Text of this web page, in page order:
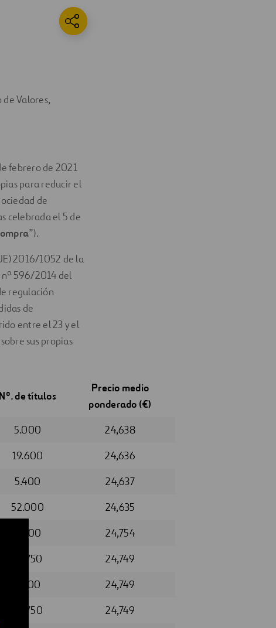
Valores,
febrero de 2021
para reducir el
de
celebrada el 5 de
”).
2016/1052 de la
nº 596/2014 del
regulación
de
entre el 23 y el
sus propias
Nº. de títulos
Precio medio
ponderado (€)
5.000
24,638
19.600
24,636
5.400
24,637
52.000
24,635
5.000
24,754
18.750
24,749
5.500
24,749
52.750
24,749